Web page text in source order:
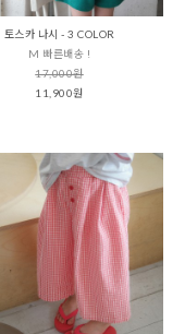
토스카 나시 - 3 COLOR
M 빠른배송 !
17,000원
11,900원